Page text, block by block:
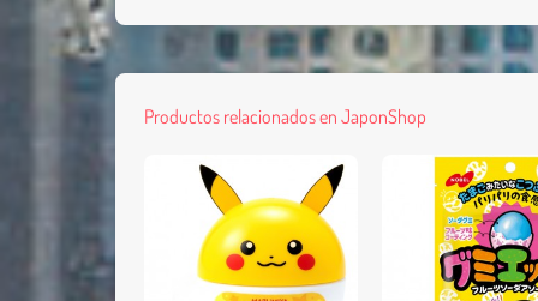
Productos relacionados en JaponShop